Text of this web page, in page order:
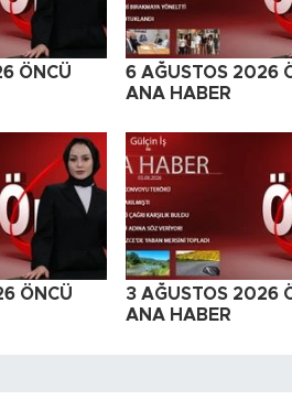
ÖNCÜ
6 AĞUSTOS 2026
ANA HABER
ÖNCÜ
3 AĞUSTOS 2026
ANA HABER